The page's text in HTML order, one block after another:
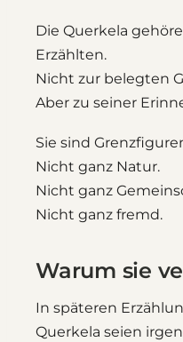
Die Querkela
Erzählten.
Nicht zur belegten
Aber zu seiner
Sie sind
Nicht ganz Natur.
Nicht ganz
Nicht ganz fremd.
Warum sie
In späteren
Querkela seien